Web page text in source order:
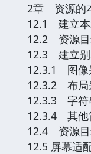
2章 资源的
12.1 建立
12.2 资源
12.3 建立
12.3.1 图
12.3.2 布
12.3.3 字
12.3.4 其他
12.4 资源
12.5 屏幕适